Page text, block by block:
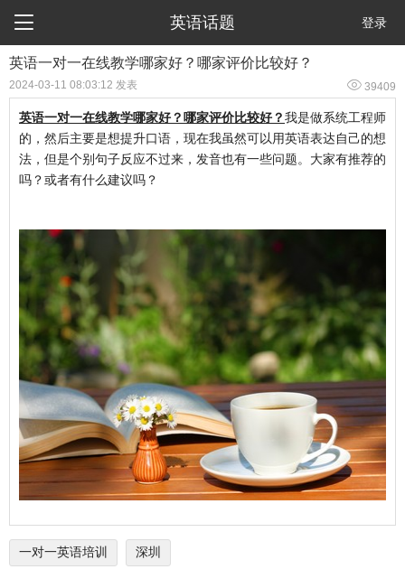
 英语话题 登录
英语一对一在线教学哪家好？哪家评价比较好？
2024-03-11 08:03:12 发表  39409
英语一对一在线教学哪家好？哪家评价比较好？我是做系统工程师
的，然后主要是想提升口语，现在我虽然可以用英语表达自己的想
法，但是个别句子反应不过来，发音也有一些问题。大家有推荐的
吗？或者有什么建议吗？
一对一英语培训 深圳